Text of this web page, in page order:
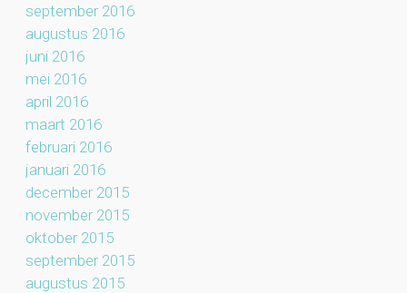
september 2016
augustus 2016
juni 2016
mei 2016
april 2016
maart 2016
februari 2016
januari 2016
december 2015
november 2015
oktober 2015
september 2015
augustus 2015